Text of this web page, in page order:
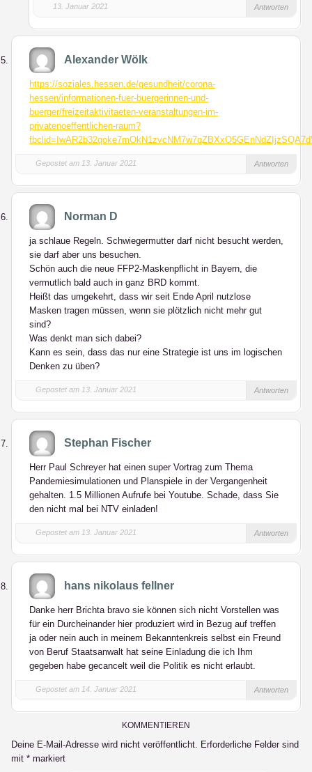
13. Januar 2021 Antworten
Alexander Wölk
https://soziales.hessen.de/gesundheit/corona-
hessen/informationen-fuer-buergerinnen-und-
buerger/freizeitaktivitaeten-veranstaltungen-im-
privatenoeffentlichen-raum?
Gepostet am 13. Januar 2021 Antworten
Norman D
ja schlaue Regeln. Schwiegermutter darf nicht besucht werden,
sie darf aber uns besuchen.
Schön auch die neue FFP2-Maskenpflicht in Bayern, die
vermutlich bald auch in ganz BRD kommt.
Heißt das umgekehrt, dass wir seit Ende April nutzlose
Masken tragen müssen, wenn sie plötzlich nicht mehr gut
sind?
Was denkt man sich dabei?
Kann es sein, dass das nur eine Strategie ist uns im logischen
Denken zu üben?
Gepostet am 13. Januar 2021 Antworten
Stephan Fischer
Herr Paul Schreyer hat einen super Vortrag zum Thema
Pandemiesimulationen und Planspiele in der Vergangenheit
gehalten. 1.5 Millionen Aufrufe bei Youtube. Schade, dass Sie
den nicht mal bei NTV einladen!
Gepostet am 13. Januar 2021 Antworten
hans nikolaus fellner
Danke herr Brichta bravo sie können sich nicht Vorstellen was
für ein Durcheinander hier produziert wird in Bezug auf treffen
ja oder nein auch in meinem Bekanntenkreis selbst ein Freund
von Beruf Staatsanwalt hat seine Einladung die ich Ihm
gegeben habe gecancelt weil die Politik es nicht erlaubt.
Gepostet am 14. Januar 2021 Antworten
KOMMENTIEREN
Deine E-Mail-Adresse wird nicht veröffentlicht. Erforderliche Felder sind
mit * markiert